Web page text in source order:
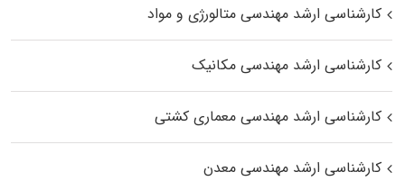
کارشناسی ارشد مهندسی متالورژی و مواد
کارشناسی ارشد مهندسی مکانیک
کارشناسی ارشد مهندسی معماری کشتی
کارشناسی ارشد مهندسی معدن